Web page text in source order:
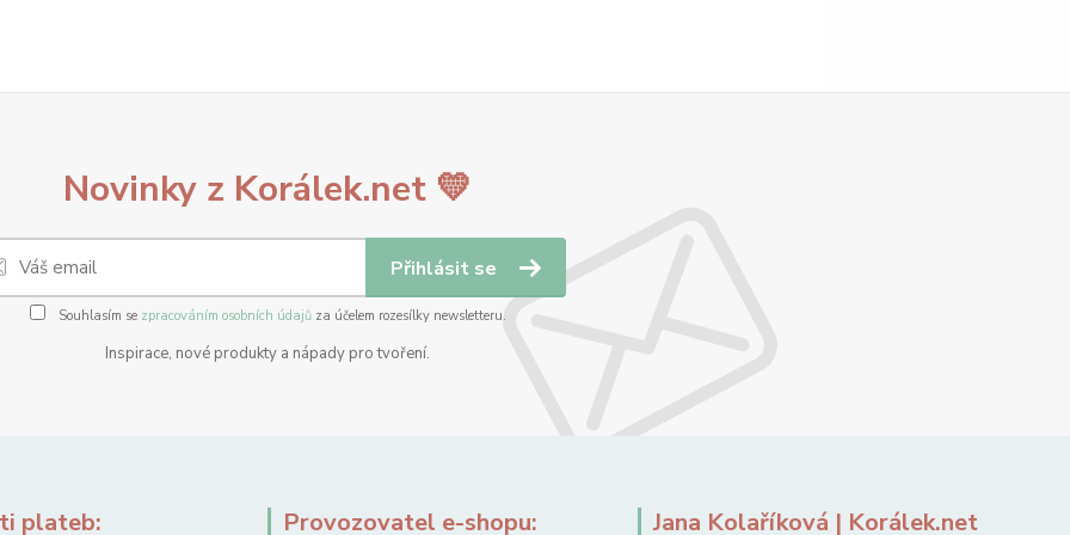
Novinky z Korálek.net 💛
Přihlásit se
Souhlasím se zpracováním osobních údajůza účelem rozesílky newsletteru.
Inspirace, nové produkty a nápady pro tvoření.
plateb: Provozovatel e-shopu: Jana Kolaříková | Korálek.net